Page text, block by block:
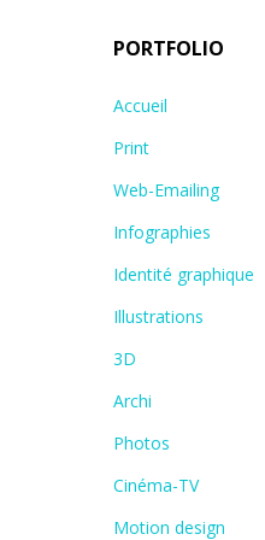
PORTFOLIO
Accueil
Print
Web-Emailing
Infographies
Identité graphique
Illustrations
3D
Archi
Photos
Cinéma-TV
Motion design